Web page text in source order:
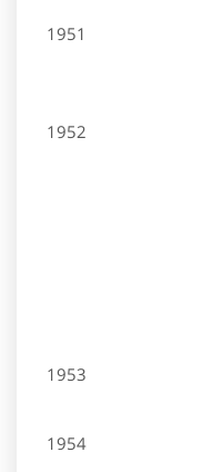
1951
1952
1953
1954